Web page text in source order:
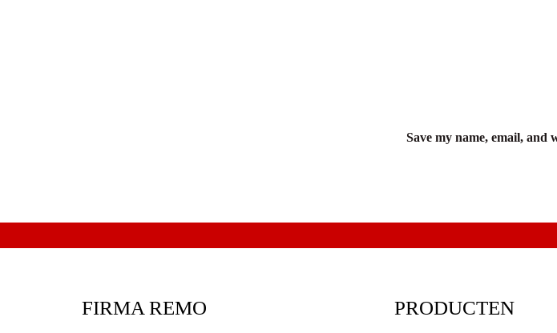
Save my name, email, and
FIRMA REMO PRODUCTEN